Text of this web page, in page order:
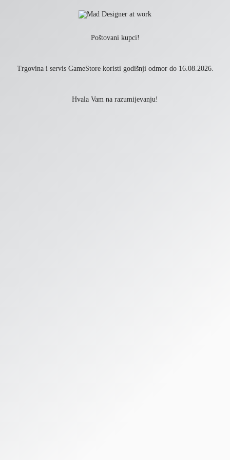
Poštovani kupci!
Trgovina i servis GameStore koristi godišnji odmor do 16.08.2026.
Hvala Vam na razumijevanju!